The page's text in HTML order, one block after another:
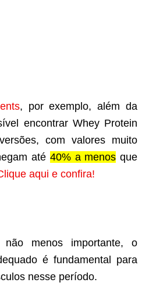
, por exemplo, além da
encontrar Whey Protein
com valores muito
até 40% a menos que
aqui e confira!
menos importante, o
é fundamental para
nesse período.